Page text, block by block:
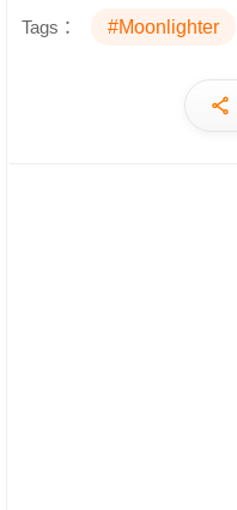
Tags： #Moonlighter